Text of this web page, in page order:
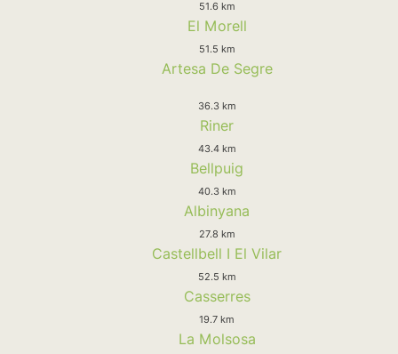
51.6 km
El Morell
51.5 km
Artesa De Segre
36.3 km
Riner
43.4 km
Bellpuig
40.3 km
Albinyana
27.8 km
Castellbell I El Vilar
52.5 km
Casserres
19.7 km
La Molsosa